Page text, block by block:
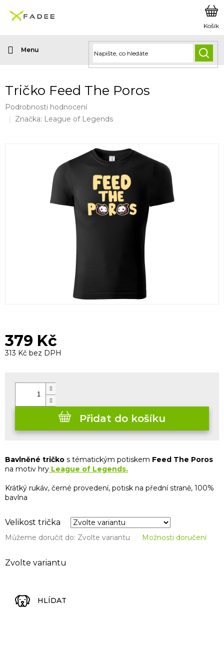
obsah
Tričko Feed The Poros
Průměrné
hodnocení
Podrobnosti hodnocení
Značka: League of Legends
379 Kč
313 Kč bez DPH
Zvolte variantu
Velikost trička
Můžeme doručit do: Zvolte variantu Možnosti doručení
Přidat do košíku
Bavlněné tričko s tématickým potiskem Feed The Poros
na motiv hry League of Legends.
Krátký rukáv, černé provedení, potisk na přední straně, 100%
bavlna
HLÍDAT